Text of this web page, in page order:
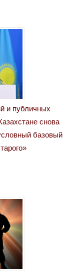
и публичных
снова
базовый